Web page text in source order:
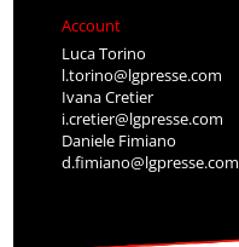
Account
Luca Torino
l.torino@lgpresse.com
Ivana Cretier
i.cretier@lgpresse.com
Daniele Fimiano
d.fimiano@lgpresse.com